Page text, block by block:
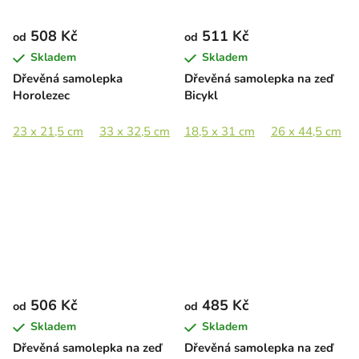
Dřevěná samolepka
Horolezec
od 508 Kč
Skladem
23 x 21,5 cm 33 x 32,5 cm 45 x 44,5 cm 66 x 65 cm
Dřevěná samolepka na zeď
Bicykl
od 511 Kč
Skladem
18,5 x 31 cm 26 x 44,5 cm
Dřevěná samolepka na zeď
od 506 Kč
Skladem
Dřevěná samolepka na zeď
od 485 Kč
Skladem